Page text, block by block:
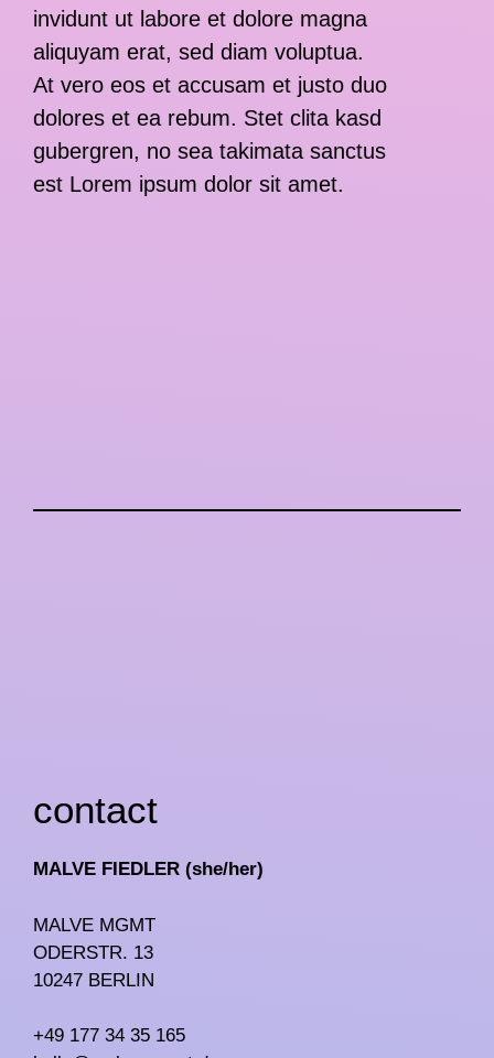
invidunt ut labore et dolore magna
aliquyam erat, sed diam voluptua.
At vero eos et accusam et justo duo
dolores et ea rebum. Stet clita kasd
gubergren, no sea takimata sanctus
est Lorem ipsum dolor sit amet.
contact
MALVE FIEDLER (she/her)
MALVE MGMT
ODERSTR. 13
10247 BERLIN
+49 177 34 35 165